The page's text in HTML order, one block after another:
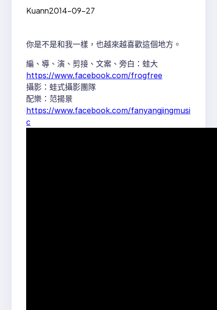
Kuann2014-09-27
你是不是和我一樣，也越來越喜歡這個地方。
編、導、演、剪接、文案、旁白：蛙大
https://www.facebook.com/frogfree
攝影：蛙式攝影團隊
配樂：范揚景
https://www.facebook.com/fanyangjingmusi
c